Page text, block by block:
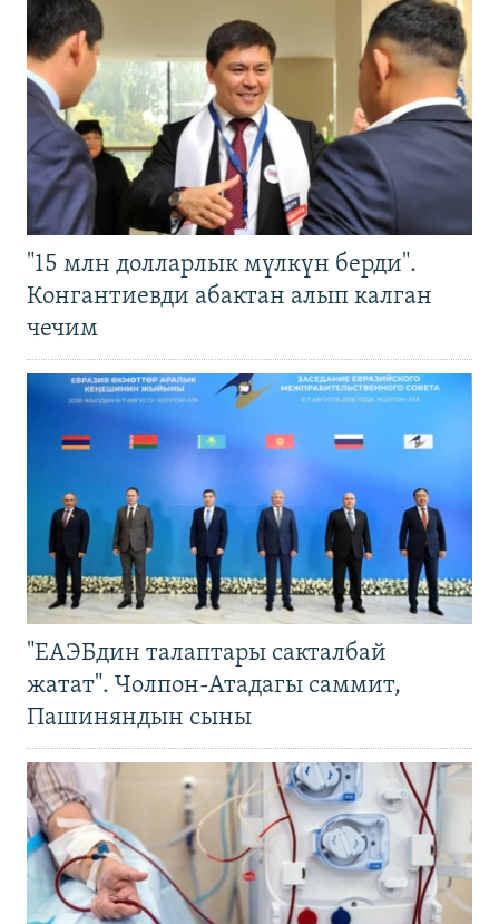
"15 млн долларлык мүлкүн берди".
Конгантиевди абактан алып калган
чечим
"ЕАЭБдин талаптары сакталбай
жатат". Чолпон-Атадагы саммит,
Пашиняндын сыны